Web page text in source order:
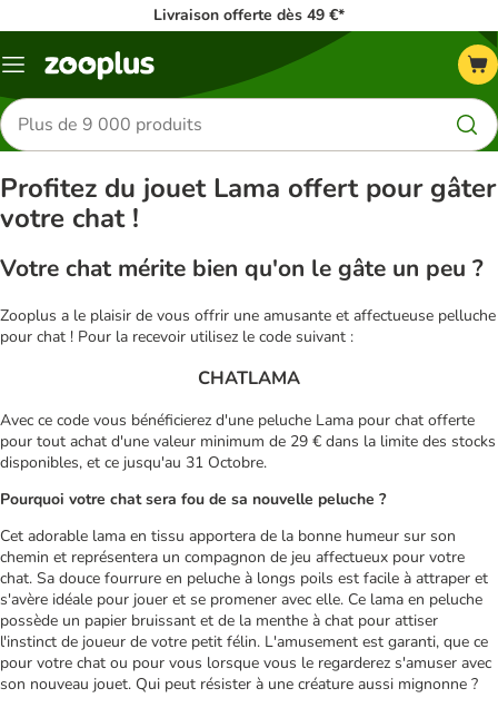
Livraison offerte dès 49 €*
Menu
Rechercher
des
produits
Profitez du jouet Lama offert pour gâter
votre chat !
Votre chat mérite bien qu'on le gâte un peu ?
Zooplus a le plaisir de vous offrir une amusante et affectueuse pelluche
pour chat ! Pour la recevoir utilisez le code suivant :
CHATLAMA
Avec ce code vous bénéficierez d'une peluche Lama pour chat offerte
pour tout achat d'une valeur minimum de 29 € dans la limite des stocks
disponibles, et ce jusqu'au 31 Octobre.
Pourquoi votre chat sera fou de sa nouvelle peluche ?
Cet adorable lama en tissu apportera de la bonne humeur sur son
chemin et représentera un compagnon de jeu affectueux pour votre
chat. Sa douce fourrure en peluche à longs poils est facile à attraper et
s'avère idéale pour jouer et se promener avec elle. Ce lama en peluche
possède un papier bruissant et de la menthe à chat pour attiser
l'instinct de joueur de votre petit félin. L'amusement est garanti, que ce
pour votre chat ou pour vous lorsque vous le regarderez s'amuser avec
son nouveau jouet. Qui peut résister à une créature aussi mignonne ?